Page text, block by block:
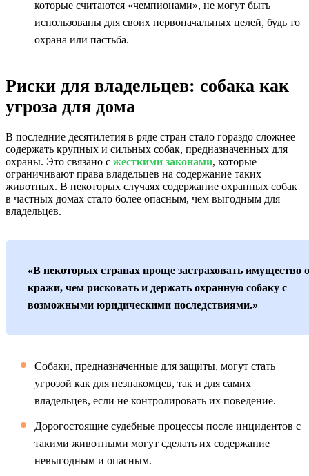
которые считаются «чемпионами», не могут быть
использованы для своих первоначальных целей, будь то
охрана или пастьба.
Риски для владельцев: собака как
угроза для дома
В последние десятилетия в ряде стран стало гораздо сложнее
содержать крупных и сильных собак, предназначенных для
охраны. Это связано с жесткими законами, которые
ограничивают права владельцев на содержание таких
животных. В некоторых случаях содержание охранных собак
в частных домах стало более опасным, чем выгодным для
владельцев.
«В некоторых странах проще застраховать имущество
кражи, чем рисковать и держать охранную собаку с
возможными юридическими последствиями.»
Собаки, предназначенные для защиты, могут стать
угрозой как для незнакомцев, так и для самих
владельцев, если не контролировать их поведение.
Дорогостоящие судебные процессы после инцидентов с
такими животными могут сделать их содержание
невыгодным и опасным.